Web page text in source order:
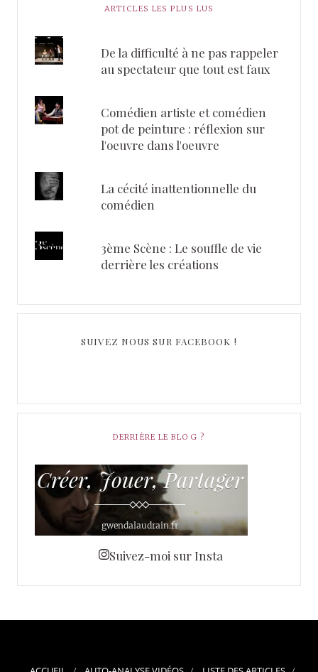
ARTICLES LES PLUS LUS
De la difficulté à ne pas rappeler
au spectateur que tout est faux
Comédien artiste et comédien
pot de peinture : réflexion sur
l'oeuvre dans l'oeuvre
La cécité inattentionnelle du
comédien
3ème Scène : Le souffle de vie
derrière les créations
SUIVEZ NOUS SUR FACEBOOK !
DERRIÈRE LE BLOG ?
Suivez-moi sur Insta